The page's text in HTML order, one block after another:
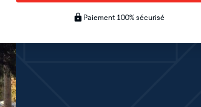
Paiement 100% sécurisé